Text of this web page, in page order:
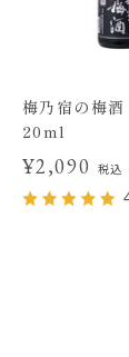
梅乃宿の梅
20ml
¥2,090 税込